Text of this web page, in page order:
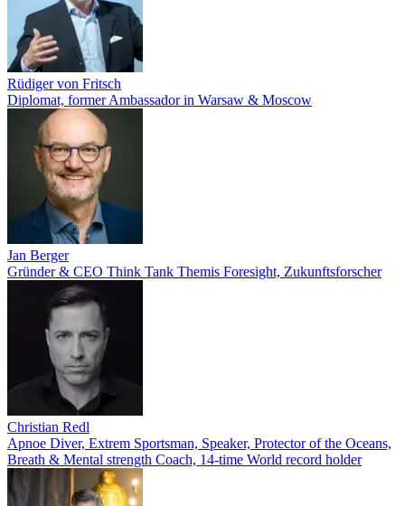
Rüdiger von Fritsch
Diplomat, former Ambassador in Warsaw & Moscow
Jan Berger
Gründer & CEO Think Tank Themis Foresight, Zukunftsforscher
Christian Redl
Apnoe Diver, Extrem Sportsman, Speaker, Protector of the Oceans,
Breath & Mental strength Coach, 14-time World record holder